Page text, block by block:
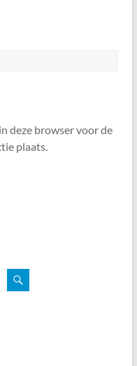
deze browser voor de
plaats.